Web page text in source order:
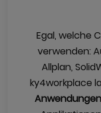
Egal, welche
verwenden:
Allplan,
ky4workplace
Anwendungen